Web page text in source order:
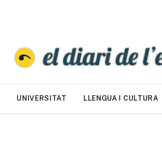
UNIVERSITAT LLENGUA I CULTURA